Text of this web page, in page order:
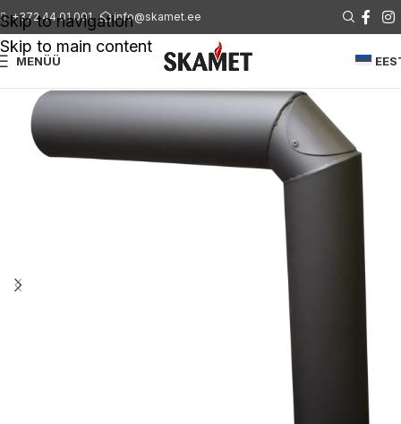
Skip to navigation
Skip to main content
+372 44 01 001 info@skamet.ee
MENÜÜ